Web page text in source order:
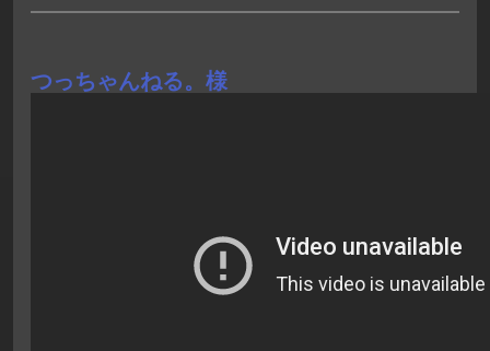
つっちゃんねる。様